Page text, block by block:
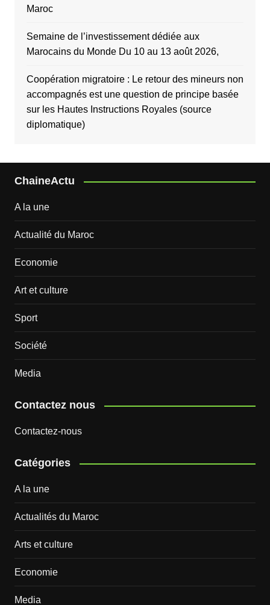
Maroc
Semaine de l’investissement dédiée aux
Marocains du Monde Du 10 au 13 août 2026,
Coopération migratoire : Le retour des mineurs non
accompagnés est une question de principe basée
sur les Hautes Instructions Royales (source
diplomatique)
ChaineActu
A la une
Actualité du Maroc
Economie
Art et culture
Sport
Société
Media
Contactez nous
Contactez-nous
Catégories
A la une
Actualités du Maroc
Arts et culture
Economie
Media